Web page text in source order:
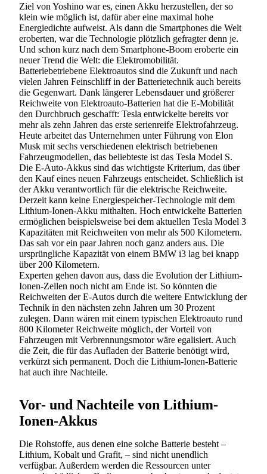
Ziel von Yoshino war es, einen Akku herzustellen, der so
klein wie möglich ist, dafür aber eine maximal hohe
Energiedichte aufweist. Als dann die Smartphones die Welt
eroberten, war die Technologie plötzlich gefragter denn je.
Und schon kurz nach dem Smartphone-Boom eroberte ein
neuer Trend die Welt: die Elektromobilität.
Batteriebetriebene Elektroautos sind die Zukunft und nach
vielen Jahren Feinschliff in der Batterietechnik auch bereits
die Gegenwart. Dank längerer Lebensdauer und größerer
Reichweite von Elektroauto-Batterien hat die E-Mobilität
den Durchbruch geschafft: Tesla entwickelte bereits vor
mehr als zehn Jahren das erste serienreife Elektrofahrzeug.
Heute arbeitet das Unternehmen unter Führung von Elon
Musk mit sechs verschiedenen elektrisch betriebenen
Fahrzeugmodellen, das beliebteste ist das Tesla Model S.
Die E-Auto-Akkus sind das wichtigste Kriterium, das über
den Kauf eines neuen Fahrzeugs entscheidet. Schließlich ist
der Akku verantwortlich für die elektrische Reichweite.
Derzeit kann keine Energiespeicher-Technologie mit dem
Lithium-Ionen-Akku mithalten. Hoch entwickelte Batterien
ermöglichen beispielsweise bei dem aktuellen Tesla Model 3
Kapazitäten mit Reichweiten von mehr als 500 Kilometern.
Das sah vor ein paar Jahren noch ganz anders aus. Die
ursprüngliche Kapazität von einem BMW i3 lag bei knapp
über 200 Kilometern.
Experten gehen davon aus, dass die Evolution der Lithium-
Ionen-Zellen noch nicht am Ende ist. So könnten die
Reichweiten der E-Autos durch die weitere Entwicklung der
Technik in den nächsten zehn Jahren um 30 Prozent
zulegen. Dann wären mit einem typischen Elektroauto rund
800 Kilometer Reichweite möglich, der Vorteil von
Fahrzeugen mit Verbrennungsmotor wäre egalisiert. Auch
die Zeit, die für das Aufladen der Batterie benötigt wird,
verkürzt sich permanent. Doch die Lithium-Ionen-Batterie
hat auch ihre Nachteile.
Vor- und Nachteile von Lithium-
Ionen-Akkus
Die Rohstoffe, aus denen eine solche Batterie besteht –
Lithium, Kobalt und Grafit, – sind nicht unendlich
verfügbar. Außerdem werden die Ressourcen unter